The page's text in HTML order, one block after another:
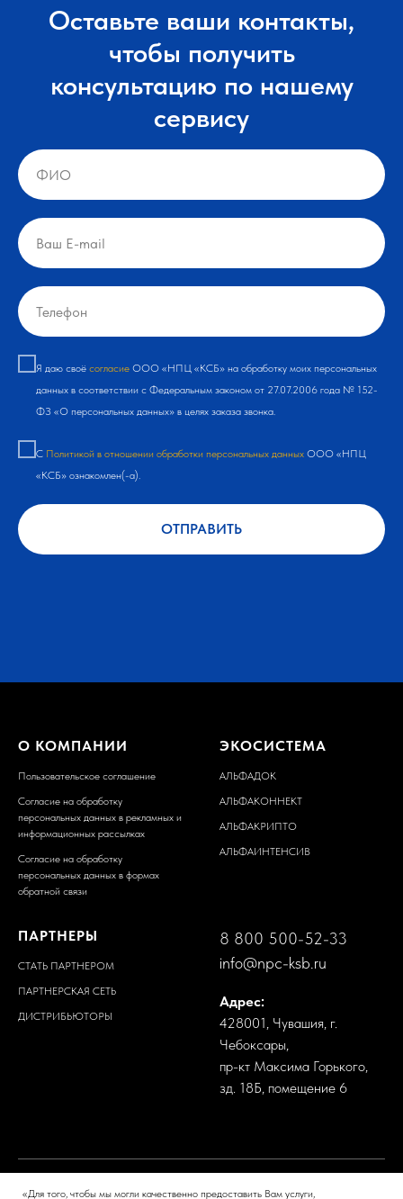
«Для того, чтобы мы могли качественно предоставить Вам услуги,
Оставьте ваши контакты,
чтобы получить
консультацию по нашему
сервису
Я даю своё согласие ООО «НПЦ «КСБ» на обработку моих персональных
данных в соответствии с Федеральным законом от 27.07.2006 года № 152-
ФЗ «О персональных данных» в целях заказа звонка.
С Политикой в отношении обработки персональных данных ООО «НПЦ
«КСБ» ознакомлен(-а).
ОТПРАВИТЬ
О КОМПАНИИ
Пользовательское соглашение
Согласие на обработку
персональных данных в рекламных и
информационных рассылках
Согласие на обработку
персональных данных в формах
обратной связи
ЭКОСИСТЕМА
АЛЬФАДОК
АЛЬФАКОННЕКТ
АЛЬФАКРИПТО
АЛЬФАИНТЕНСИВ
ПАРТНЕРЫ
СТАТЬ ПАРТНЕРОМ
ПАРТНЕРСКАЯ СЕТЬ
ДИСТРИБЬЮТОРЫ
8 800 500-52-33
info@npc-ksb.ru
Адрес:
428001, Чувашия, г.
Чебоксары,
пр-кт Максима Горького,
зд. 18Б, помещение 6